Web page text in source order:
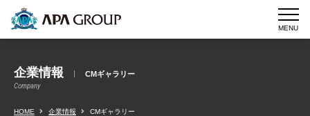
MENU
企業情報 CMギャラリー
Company
HOME 企業情報 CMギャラリー